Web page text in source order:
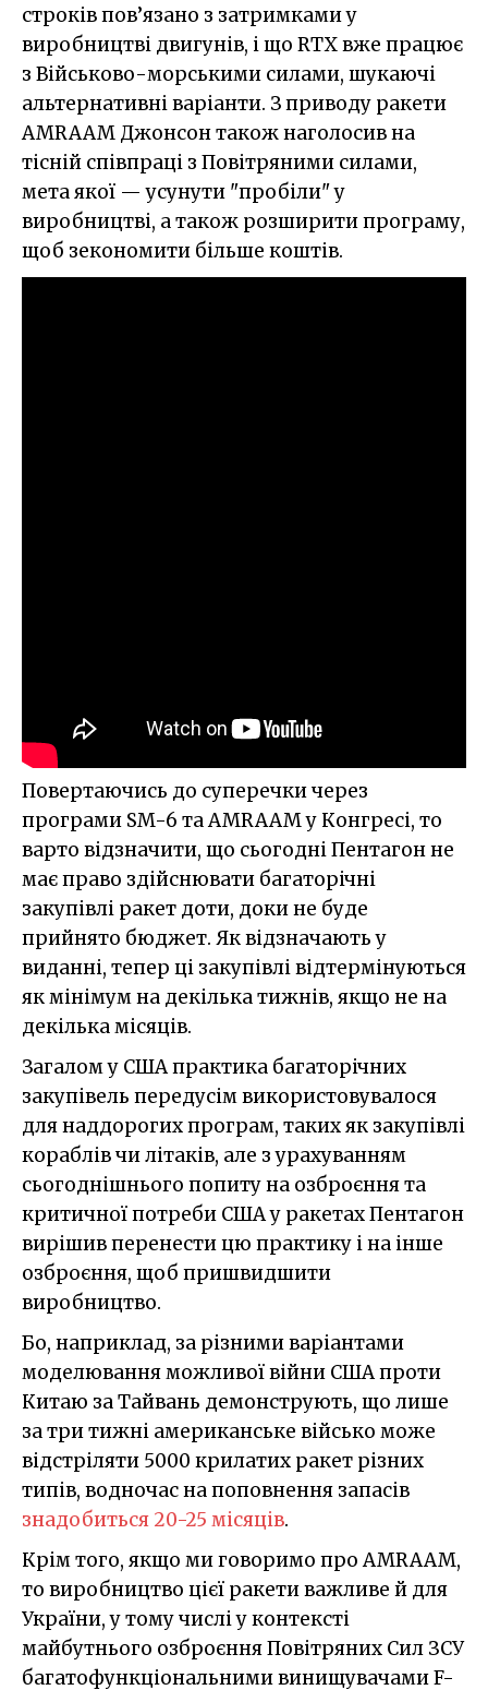
строків пов’язано з затримками у
виробництві двигунів, і що RTX вже працює
з Військово-морськими силами, шукаючі
альтернативні варіанти. З приводу ракети
AMRAAM Джонсон також наголосив на
тісній співпраці з Повітряними силами,
мета якої — усунути "пробіли" у
виробництві, а також розширити програму,
щоб зекономити більше коштів.
Повертаючись до суперечки через
програми SM-6 та AMRAAM у Конгресі, то
варто відзначити, що сьогодні Пентагон не
має право здійснювати багаторічні
закупівлі ракет доти, доки не буде
прийнято бюджет. Як відзначають у
виданні, тепер ці закупівлі відтермінуються
як мінімум на декілька тижнів, якщо не на
декілька місяців.
Загалом у США практика багаторічних
закупівель передусім використовувалося
для наддорогих програм, таких як закупівлі
кораблів чи літаків, але з урахуванням
сьогоднішнього попиту на озброєння та
критичної потреби США у ракетах Пентагон
вирішив перенести цю практику і на інше
озброєння, щоб пришвидшити
виробництво.
Бо, наприклад, за різними варіантами
моделювання можливої війни США проти
Китаю за Тайвань демонструють, що лише
за три тижні американське військо може
відстріляти 5000 крилатих ракет різних
типів, водночас на поповнення запасів
знадобиться 20-25 місяців.
Крім того, якщо ми говоримо про AMRAAM,
то виробництво цієї ракети важливе й для
України, у тому числі у контексті
майбутнього озброєння Повітряних Сил ЗСУ
багатофункціональними винищувачами F-